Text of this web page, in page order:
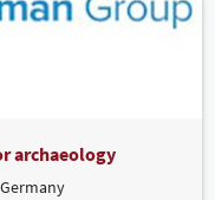
archaeology